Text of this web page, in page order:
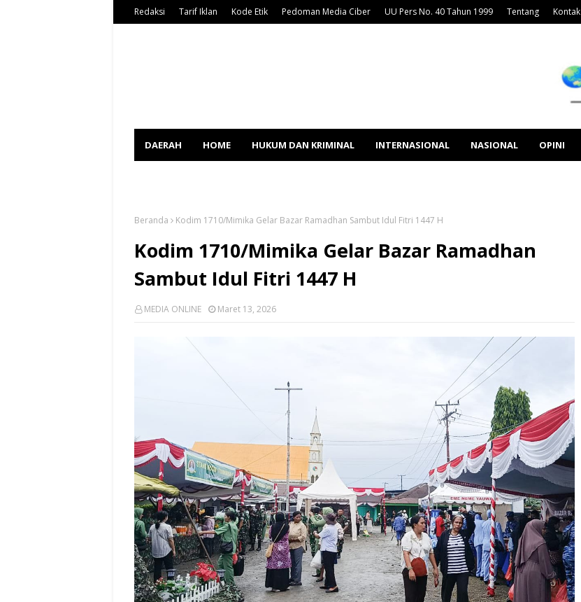
Redaksi Tarif Iklan Kode Etik Pedoman Media Ciber UU Pers No. 40 Tahun 1999 Tentang Kontak
DAERAH HOME HUKUM DAN KRIMINAL INTERNASIONAL NASIONAL OPINI
Beranda Kodim 1710/Mimika Gelar Bazar Ramadhan Sambut Idul Fitri 1447 H
Kodim 1710/Mimika Gelar Bazar Ramadhan
Sambut Idul Fitri 1447 H
MEDIA ONLINE Maret 13, 2026